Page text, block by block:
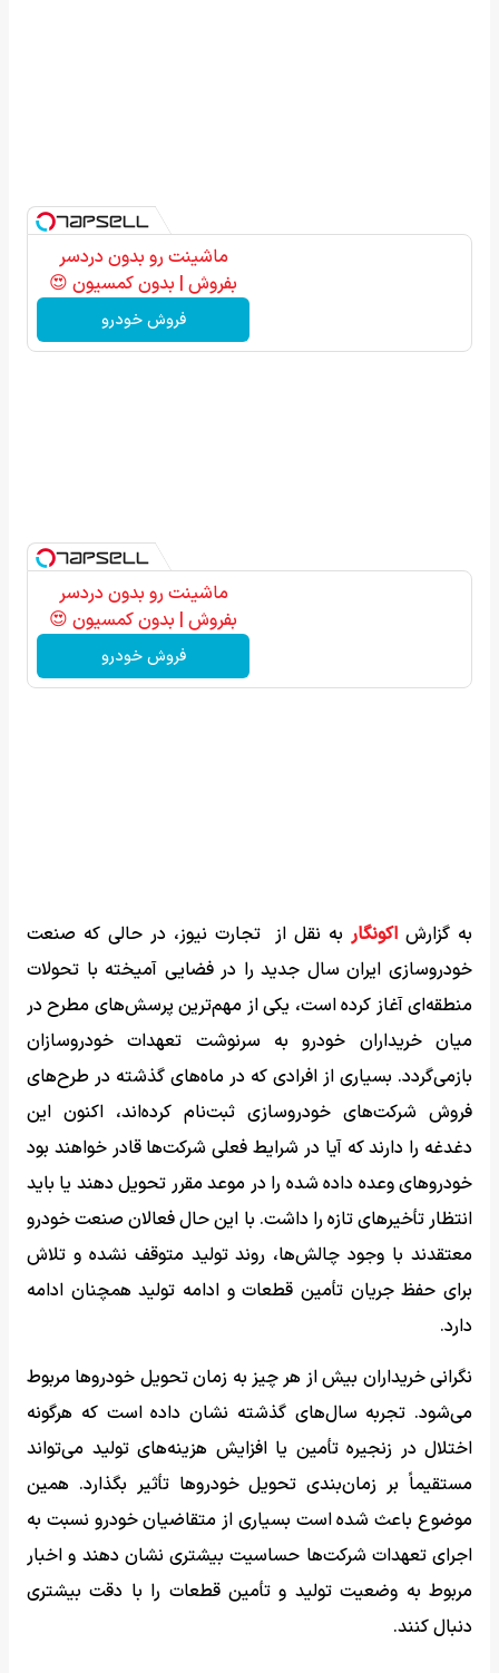
ماشینت رو بدون دردسر
بفروش | بدون کمسیون 😍
فروش خودرو
ماشینت رو بدون دردسر
بفروش | بدون کمسیون 😍
فروش خودرو
به گزارش اکونگاربه نقل از تجارت نیوز، در حالی که صنعت
خودروسازی ایران سال جدید را در فضایی آمیخته با تحولات
منطقه‌ای آغاز کرده است، یکی از مهم‌ترین پرسش‌های مطرح در
میان خریداران خودرو به سرنوشت تعهدات خودروسازان
بازمی‌گردد. بسیاری از افرادی که در ماه‌های گذشته در طرح‌های
فروش شرکت‌های خودروسازی ثبت‌نام کرده‌اند، اکنون این
دغدغه را دارند که آیا در شرایط فعلی شرکت‌ها قادر خواهند بود
خودروهای وعده داده شده را در موعد مقرر تحویل دهند یا باید
انتظار تأخیرهای تازه را داشت. با این حال فعالان صنعت خودرو
معتقدند با وجود چالش‌ها، روند تولید متوقف نشده و تلاش
برای حفظ جریان تأمین قطعات و ادامه تولید همچنان ادامه
دارد.
نگرانی خریداران بیش از هر چیز به زمان تحویل خودروها مربوط
می‌شود. تجربه سال‌های گذشته نشان داده است که هرگونه
اختلال در زنجیره تأمین یا افزایش هزینه‌های تولید می‌تواند
مستقیماً بر زمان‌بندی تحویل خودروها تأثیر بگذارد. همین
موضوع باعث شده است بسیاری از متقاضیان خودرو نسبت به
اجرای تعهدات شرکت‌ها حساسیت بیشتری نشان دهند و اخبار
مربوط به وضعیت تولید و تأمین قطعات را با دقت بیشتری
دنبال کنند.